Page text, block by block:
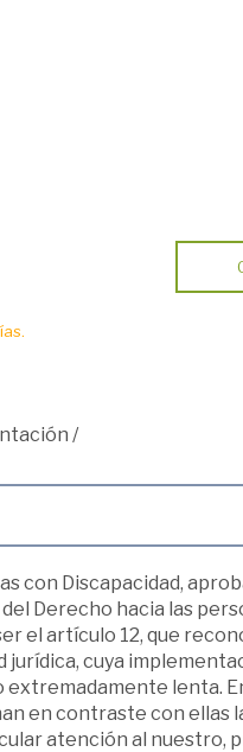
/
con Discapacidad,
Derecho hacia las
el artículo 12, que
jurídica, cuya
lenta.
en contraste con ellas
atención al nuestro,